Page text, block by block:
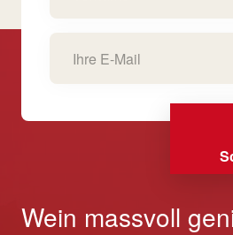
Wein massvoll